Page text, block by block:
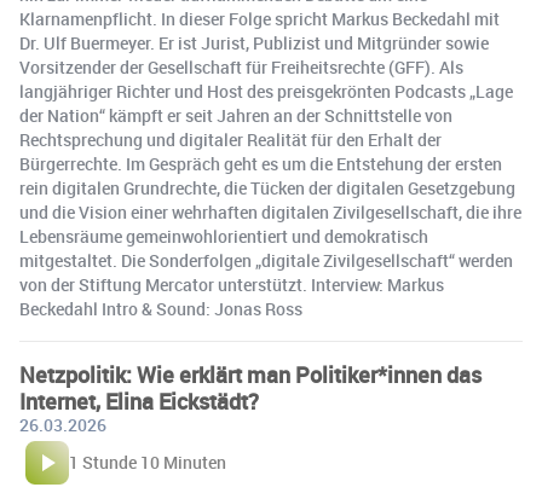
Klarnamenpflicht. In dieser Folge spricht Markus Beckedahl mit
Dr. Ulf Buermeyer. Er ist Jurist, Publizist und Mitgründer sowie
Vorsitzender der Gesellschaft für Freiheitsrechte (GFF). Als
langjähriger Richter und Host des preisgekrönten Podcasts „Lage
der Nation“ kämpft er seit Jahren an der Schnittstelle von
Rechtsprechung und digitaler Realität für den Erhalt der
Bürgerrechte. Im Gespräch geht es um die Entstehung der ersten
rein digitalen Grundrechte, die Tücken der digitalen Gesetzgebung
und die Vision einer wehrhaften digitalen Zivilgesellschaft, die ihre
Lebensräume gemeinwohlorientiert und demokratisch
mitgestaltet. Die Sonderfolgen „digitale Zivilgesellschaft“ werden
von der Stiftung Mercator unterstützt. Interview: Markus
Beckedahl Intro & Sound: Jonas Ross
Netzpolitik: Wie erklärt man Politiker*innen das
Internet, Elina Eickstädt?
26.03.2026
1 Stunde 10 Minuten